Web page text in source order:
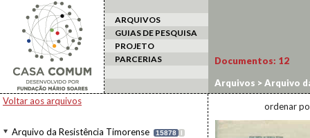
ARQUIVOS
GUIAS DE PESQUISA
PROJETO
PARCERIAS
Voltar aos arquivos
Arquivo da Resistência Timorense 15878 I
Documentos: 12
Arquivos >Arquivo
ordenar